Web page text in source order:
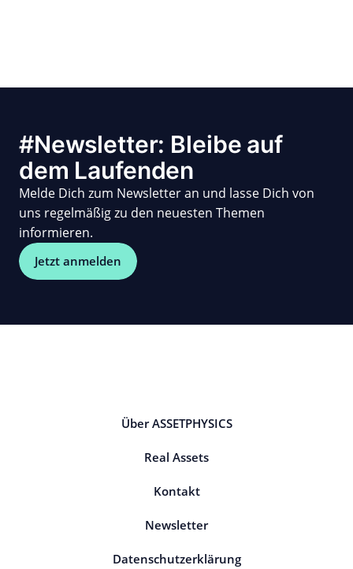
#Newsletter: Bleibe auf
dem Laufenden
Melde Dich zum Newsletter an und lasse Dich von
uns regelmäßig zu den neuesten Themen
informieren.
Jetzt anmelden
Über ASSETPHYSICS
Real Assets
Kontakt
Newsletter
Datenschutzerklärung